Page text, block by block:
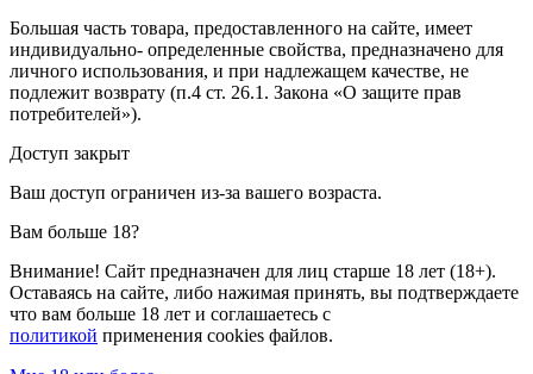
Большая часть товара, предоставленного на сайте, имеет
индивидуально- определенные свойства, предназначено для
личного использования, и при надлежащем качестве, не
подлежит возврату (п.4 ст. 26.1. Закона «О защите прав
потребителей»).
Доступ закрыт
Ваш доступ ограничен из-за вашего возраста.
Вам больше 18?
Внимание! Сайт предназначен для лиц старше 18 лет (18+).
Оставаясь на сайте, либо нажимая принять, вы подтверждаете
что вам больше 18 лет и соглашаетесь с
политикой применения cookies файлов.